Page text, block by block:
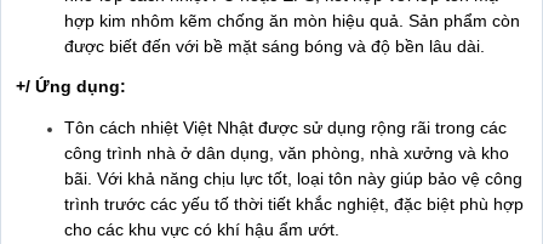
hợp kim nhôm kẽm chống ăn mòn hiệu quả. Sản phẩm còn
được biết đến với bề mặt sáng bóng và độ bền lâu dài.
+/ Ứng dụng:
Tôn cách nhiệt Việt Nhật được sử dụng rộng rãi trong các
công trình nhà ở dân dụng, văn phòng, nhà xưởng và kho
bãi. Với khả năng chịu lực tốt, loại tôn này giúp bảo vệ công
trình trước các yếu tố thời tiết khắc nghiệt, đặc biệt phù hợp
cho các khu vực có khí hậu ẩm ướt.